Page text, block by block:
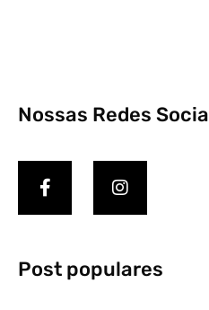
Nossas Redes
Post populares